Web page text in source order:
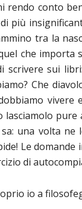
rendo conto
più
tra la
che
sui
Che
una volta ne
Le
di
io a